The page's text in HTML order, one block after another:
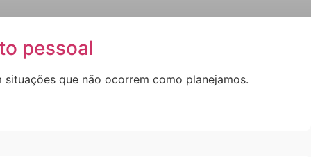
pessoal
que não ocorrem como planejamos.